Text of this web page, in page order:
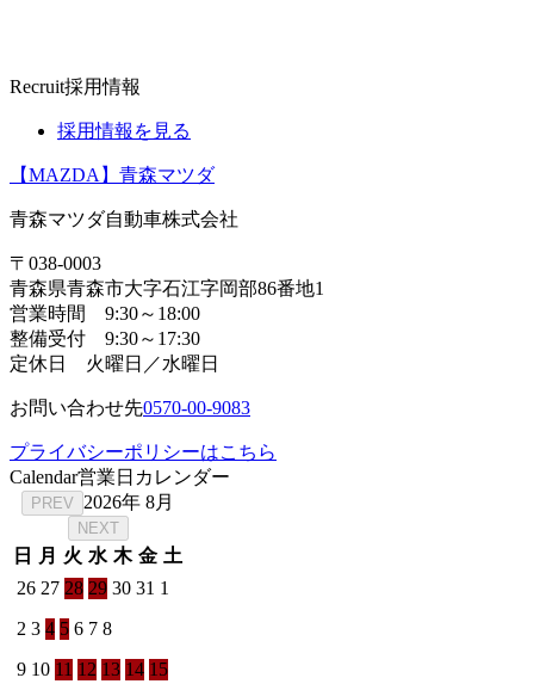
Recruit採用情報
採用情報を見る
【MAZDA】青森マツダ
青森マツダ自動車株式会社
〒038-0003
青森県青森市大字石江字岡部86番地1
営業時間 9:30～18:00
整備受付 9:30～17:30
定休日 火曜日／水曜日
お問い合わせ先0570-00-9083
プライバシーポリシーはこちら
Calendar営業日カレンダー
PREV 2026年 8月
NEXT
日 月 火 水 木 金 土
26 27 28 29 30 31 1
2 3 4 5 6 7 8
9 10 11 12 13 14 15